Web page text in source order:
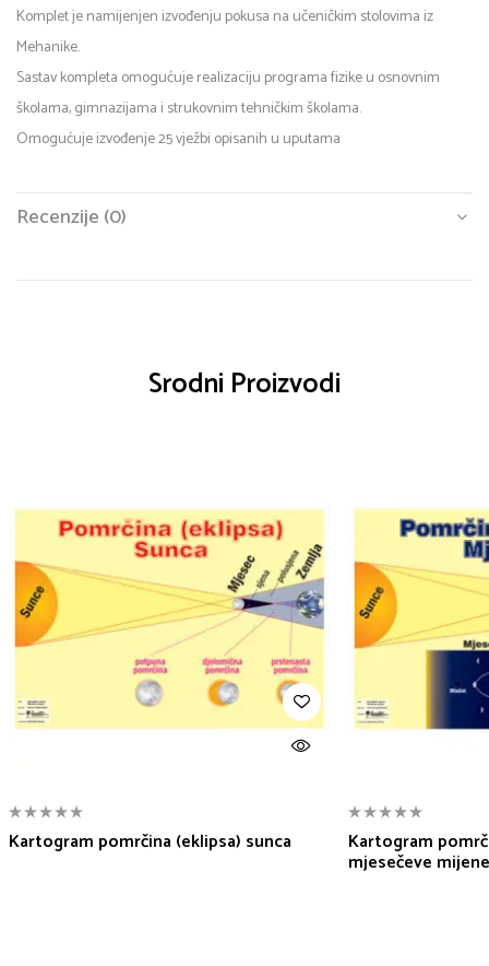
Komplet je namijenjen izvođenju pokusa na učeničkim stolovima iz
Mehanike.
Sastav kompleta omogućuje realizaciju programa fizike u osnovnim
školama, gimnazijama i strukovnim tehničkim školama.
Omogućuje izvođenje 25 vježbi opisanih u uputama
Recenzije (0)
Srodni Proizvodi
Kartogram pomrčina (eklipsa) sunca Kartogram
mjesečeve mijene